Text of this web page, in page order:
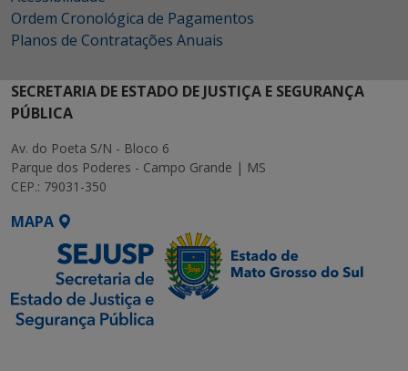
Ordem Cronológica de Pagamentos
Planos de Contratações Anuais
SECRETARIA DE ESTADO DE JUSTIÇA E SEGURANÇA
PÚBLICA
Av. do Poeta S/N - Bloco 6
Parque dos Poderes - Campo Grande | MS
CEP.: 79031-350
MAPA